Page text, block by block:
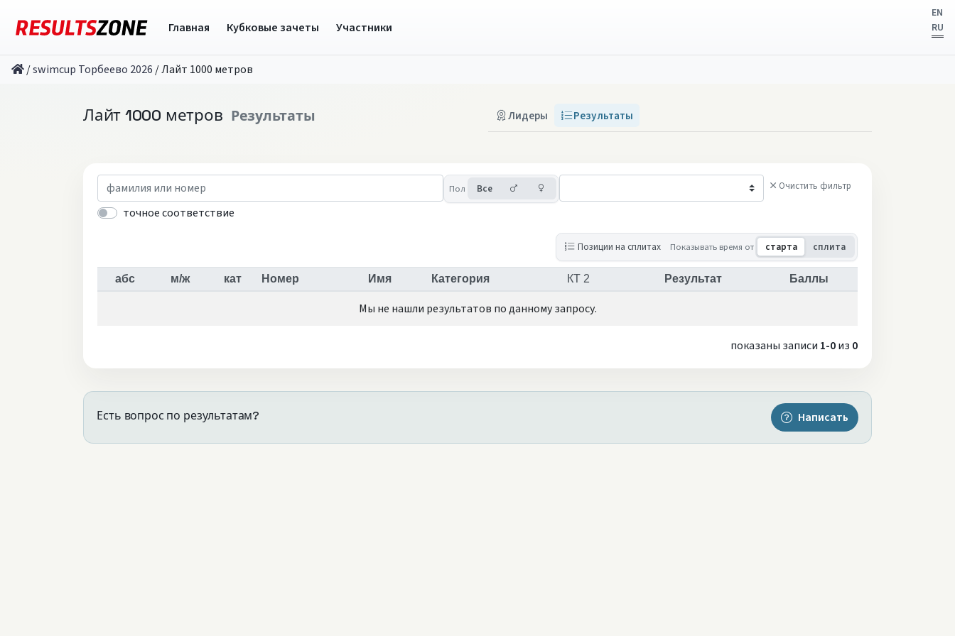
Главная Кубковые зачеты Участники
EN
RU
/swimcup Торбеево 2026 /Лайт 1000 метров
Лайт 1000 метров Результаты Лидеры Результаты
точное соответствие
Пол Все Мужчины Очистить фильтр
Позиции на сплитах Показывать время от старта сплита
абс м/ж кат Номер Имя Категория КТ 2 Результат Баллы
Мы не нашли результатов по данному запросу.
показаны записи 1-0из 0
Есть вопрос по результатам? Написать